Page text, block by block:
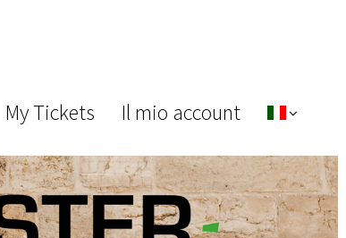
My Tickets Il mio account